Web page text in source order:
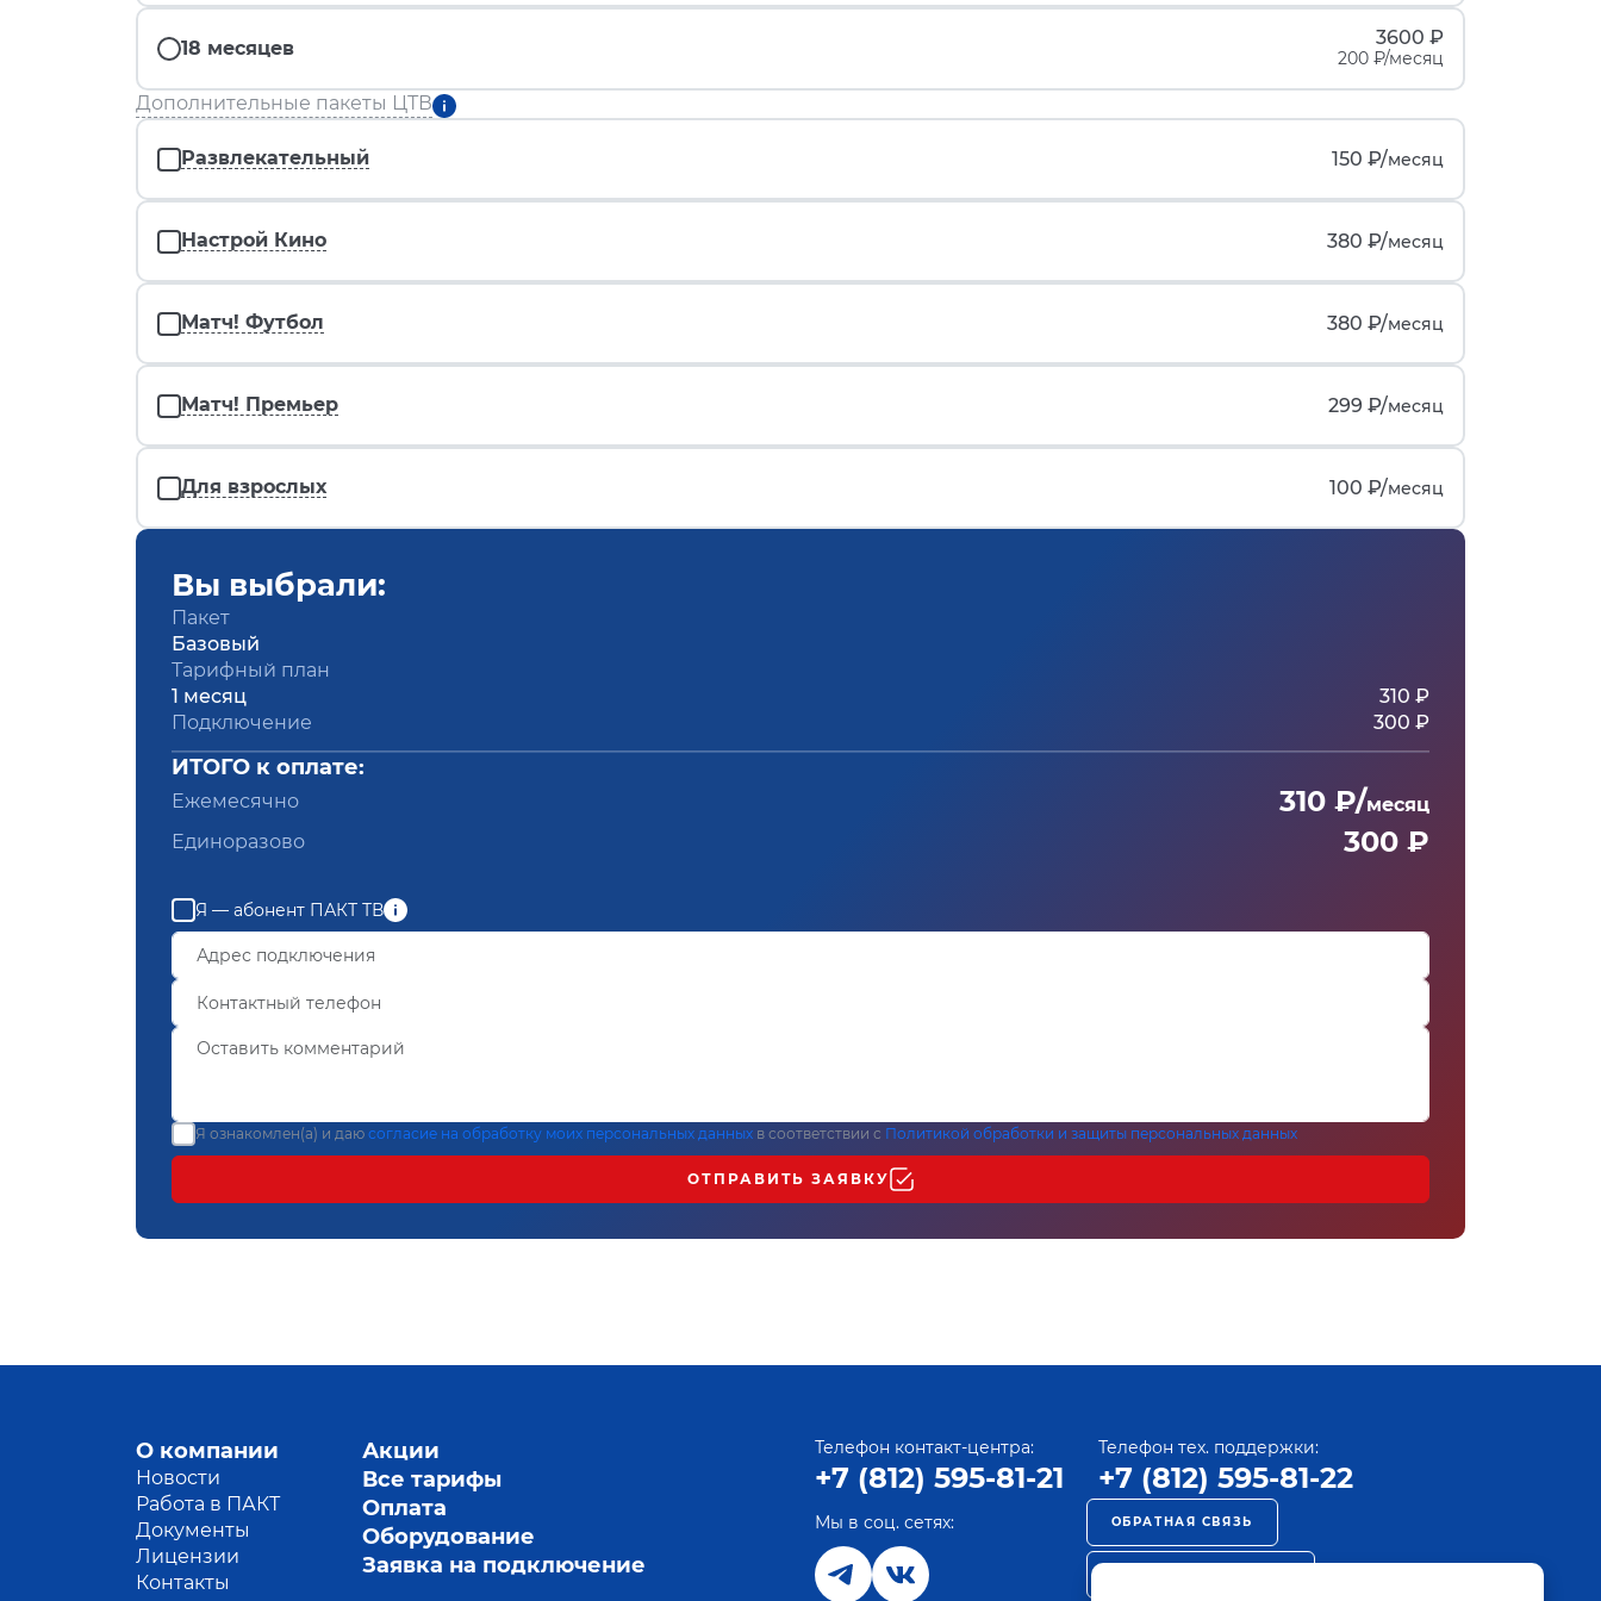
18 месяцев 3600 ₽
200 ₽/месяц
Дополнительные пакеты ЦТВ
Развлекательный 150 ₽/месяц
Настрой Кино 380 ₽/месяц
Матч! Футбол 380 ₽/месяц
Матч! Премьер 299 ₽/месяц
Для взрослых 100 ₽/месяц
Вы выбрали:
Пакет
Базовый
Тарифный план
1 месяц
310 ₽
Подключение
300 ₽
ИТОГО к оплате:
Ежемесячно 310 ₽/месяц
Единоразово
300 ₽
Я — абонент ПАКТ ТВ
Я ознакомлен(а) и даю согласие на обработку моих персональных данных в соответствии с Политикой обработки и защиты персональных данных
ОТПРАВИТЬ ЗАЯВКУ
О компании
Новости
Работа в ПАКТ
Документы
Лицензии
Контакты
Акции
Все тарифы
Оплата
Оборудование
Заявка на подключение
Телефон контакт-центра:
+7 (812) 595-81-21
Телефон тех. поддержки:
+7 (812) 595-81-22
Мы в соц. сетях: ОБРАТНАЯ СВЯЗЬ